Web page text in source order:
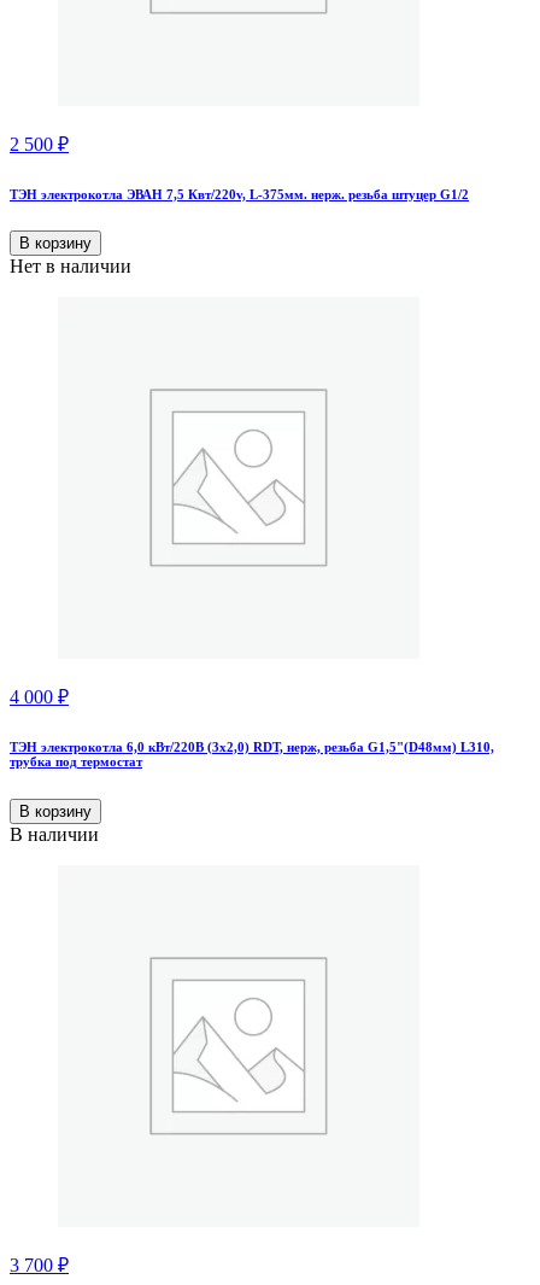
2 500 ₽
ТЭН электрокотла ЭВАН 7,5 Квт/220v, L-375мм. нерж. резьба штуцер G1/2
В корзину
Нет в наличии
4 000 ₽
ТЭН электрокотла 6,0 кВт/220В (3х2,0) RDT, нерж, резьба G1,5"(D48мм) L310,
трубка под термостат
В корзину
В наличии
3 700 ₽